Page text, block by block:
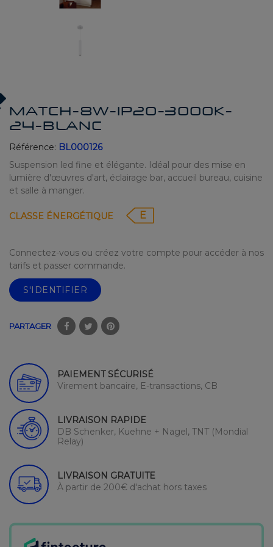
MATCH-8W-IP20-3000K-
24-BLANC
Référence: BL000126
Suspension led fine et élégante. Idéal pour des mise en
lumière d'œuvres d'art, éclairage bar, accueil bureau, cuisine
et salle à manger.
CLASSE ÉNERGÉTIQUE E
Connectez-vous ou créez votre compte pour accéder à nos
tarifs et passer commande.
S'IDENTIFIER
PARTAGER
PAIEMENT SÉCURISÉ
Virement bancaire, E-transactions, CB
LIVRAISON RAPIDE
DB Schenker, Kuehne + Nagel, TNT (Mondial
Relay)
LIVRAISON GRATUITE
À partir de 200€ d'achat hors taxes